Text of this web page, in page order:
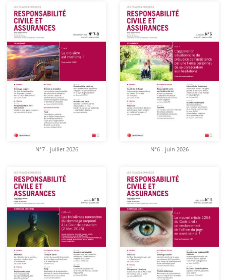
N°7 - juillet 2026 N°6 - juin 2026